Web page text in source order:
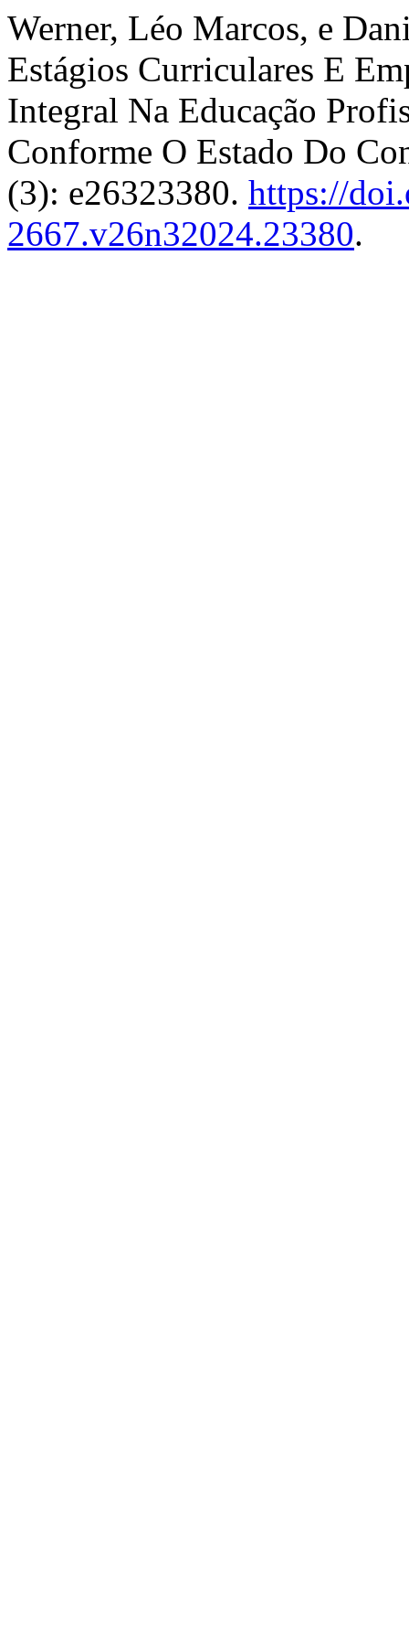
Werner, Léo Marcos, e
Estágios Curriculares E
Integral Na Educação
Conforme O Estado Do
(3): e26323380. https://
2667.v26n32024.23380.